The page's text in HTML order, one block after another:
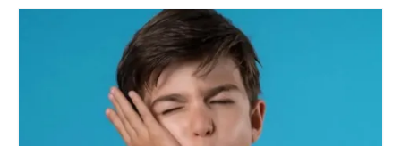
obiektu oraz prowadzeniu uporządkowanej komunikacji z
właścicielem i użytkownikami. Tak rozumiane zarządzanie
nieruchomościami jest bardziej „systemem” niż serią
doraźnych interwencji – obejmuje zarówno technikę budynku,
jak i finanse, dokumentację, relacje z najemcami oraz
strategię rynkową. Efekt ma być mierzalny: stabilniejszy
cashflow, mniejsze ryzyko przestojów, lepszy stan techniczny,
wyższa przewidywalność wydatków oraz wyższa
atrakcyjność nieruchomości na tle konkurencji.